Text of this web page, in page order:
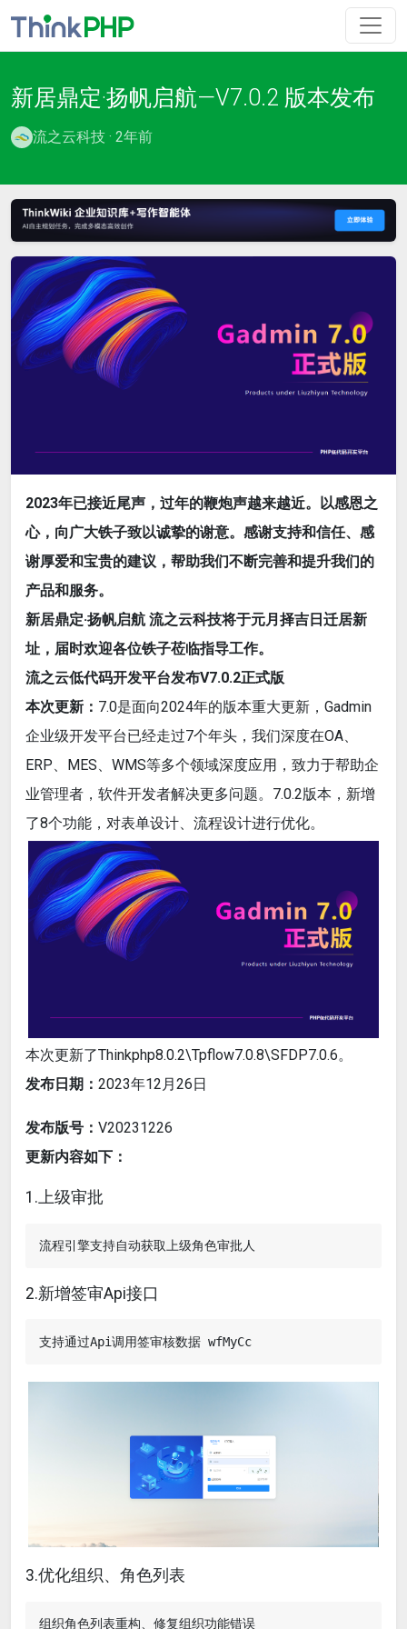
新居鼎定·扬帆启航—V7.0.2 版本发布
流之云科技 · 2年前
2023年已接近尾声，过年的鞭炮声越来越近。以感恩之
心，向广大铁子致以诚挚的谢意。感谢支持和信任、感
谢厚爱和宝贵的建议，帮助我们不断完善和提升我们的
产品和服务。
新居鼎定·扬帆启航 流之云科技将于元月择吉日迁居新
址，届时欢迎各位铁子莅临指导工作。
流之云低代码开发平台发布V7.0.2正式版
本次更新： 7.0是面向2024年的版本重大更新，Gadmin
企业级开发平台已经走过7个年头，我们深度在OA、
ERP、MES、WMS等多个领域深度应用，致力于帮助企
业管理者，软件开发者解决更多问题。7.0.2版本，新增
了8个功能，对表单设计、流程设计进行优化。
本次更新了Thinkphp8.0.2\Tpflow7.0.8\SFDP7.0.6。
发布日期： 2023年12月26日
发布版号： V20231226
更新内容如下：
1.上级审批
2.新增签审Api接口
支持通过Api调用签审核数据 wfMyCc
3.优化组织、角色列表
组织角色列表重构、修复组织功能错误